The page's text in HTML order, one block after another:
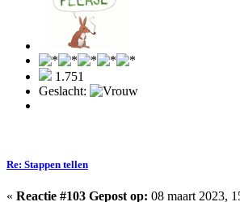
1.751
Geslacht:
Re: Stappen tellen
« Reactie #103 Gepost op: 08 maart 2023,